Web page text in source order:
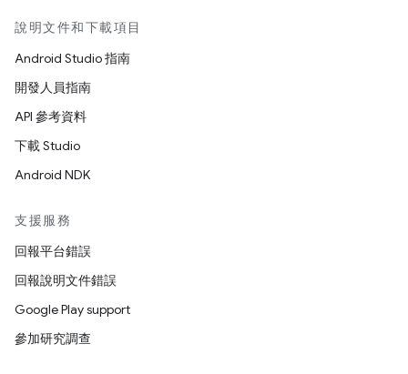
說明文件和下載項目
Android Studio 指南
開發人員指南
API 參考資料
下載 Studio
Android NDK
支援服務
回報平台錯誤
回報說明文件錯誤
Google Play support
參加研究調查